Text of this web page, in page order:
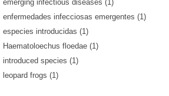
emerging infectious diseases (1)
enfermedades infecciosas emergentes (1)
especies introducidas (1)
Haematoloechus floedae (1)
introduced species (1)
leopard frogs (1)